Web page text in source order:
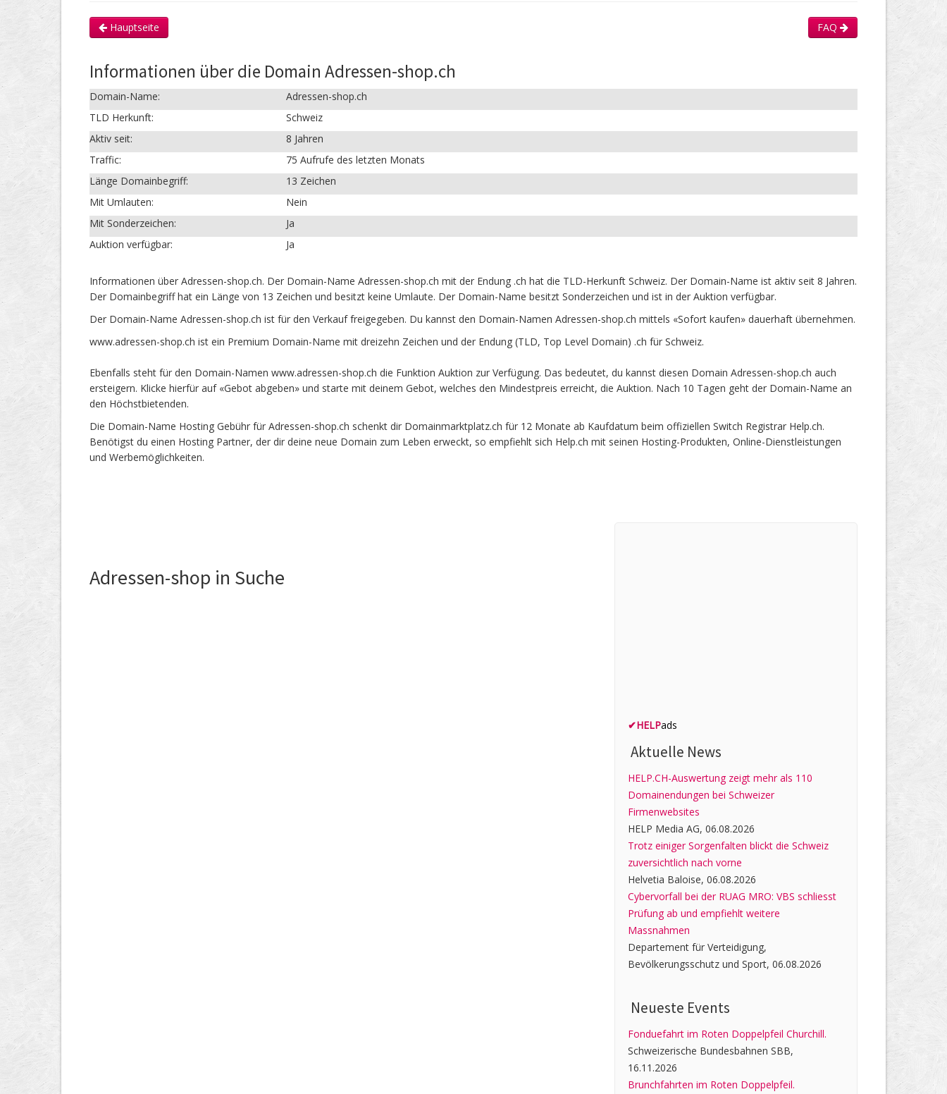
Hauptseite FAQ
Informationen über die Domain Adressen-shop.ch
Domain-Name:
Adressen-shop.ch
TLD Herkunft:
Schweiz
Aktiv seit:
8 Jahren
Traffic:
75 Aufrufe des letzten Monats
Länge Domainbegriff:
13 Zeichen
Mit Umlauten:
Nein
Mit Sonderzeichen:
Ja
Auktion verfügbar:
Ja
Informationen über Adressen-shop.ch. Der Domain-Name Adressen-shop.ch mit der Endung .ch hat die TLD-Herkunft Schweiz. Der Domain-Name ist aktiv seit 8 Jahren.
Der Domainbegriff hat ein Länge von 13 Zeichen und besitzt keine Umlaute. Der Domain-Name besitzt Sonderzeichen und ist in der Auktion verfügbar.
Der Domain-Name Adressen-shop.ch ist für den Verkauf freigegeben. Du kannst den Domain-Namen Adressen-shop.ch mittels «Sofort kaufen» dauerhaft übernehmen.
www.adressen-shop.ch ist ein Premium Domain-Name mit dreizehn Zeichen und der Endung (TLD, Top Level Domain) .ch für Schweiz.
Ebenfalls steht für den Domain-Namen www.adressen-shop.ch die Funktion Auktion zur Verfügung. Das bedeutet, du kannst diesen Domain Adressen-shop.ch auch
ersteigern. Klicke hierfür auf «Gebot abgeben» und starte mit deinem Gebot, welches den Mindestpreis erreicht, die Auktion. Nach 10 Tagen geht der Domain-Name an
den Höchstbietenden.
Die Domain-Name Hosting Gebühr für Adressen-shop.ch schenkt dir Domainmarktplatz.ch für 12 Monate ab Kaufdatum beim offiziellen Switch Registrar Help.ch.
Benötigst du einen Hosting Partner, der dir deine neue Domain zum Leben erweckt, so empfiehlt sich Help.ch mit seinen Hosting-Produkten, Online-Dienstleistungen
und Werbemöglichkeiten.
Adressen-shop in Suche
✔HELPads
Aktuelle News
HELP.CH-Auswertung zeigt mehr als 110
Domainendungen bei Schweizer
Firmenwebsites
HELP Media AG, 06.08.2026
Trotz einiger Sorgenfalten blickt die Schweiz
zuversichtlich nach vorne
Helvetia Baloise, 06.08.2026
Cybervorfall bei der RUAG MRO: VBS schliesst
Prüfung ab und empfiehlt weitere
Massnahmen
Departement für Verteidigung,
Bevölkerungsschutz und Sport, 06.08.2026
Neueste Events
Fonduefahrt im Roten Doppelpfeil Churchill.
Schweizerische Bundesbahnen SBB,
16.11.2026
Brunchfahrten im Roten Doppelpfeil.